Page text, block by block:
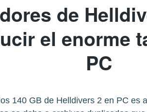
de
el enorme
PC
140 GB de Helldivers 2 en PC es